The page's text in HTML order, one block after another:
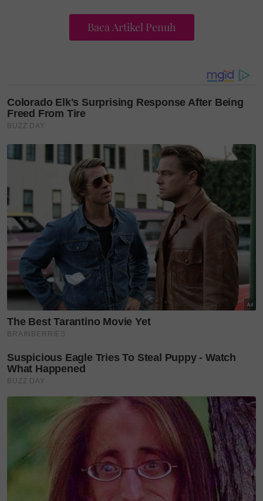
Diasaskan oleh pasangan suami isteri, Burhanudin
Yusof dan Faratihah Ibrahim, IJMAL yang kini
memasuki tahun ke-11 penubuhannya terus
memberi fokus kepada penghasilan kasut yang
mengutamakan keselesaan dan kualiti tanpa
mengetepikan elemen inovasi.
Bermula sebagai jenama tempatan yang memenuhi
keperluan harian rakyat Malaysia, IJMAL kini
mempunyai empat cawangan di Puchong, Bangi,
Setia Alam dan Johor Bahru.
Baca Artikel Penuh